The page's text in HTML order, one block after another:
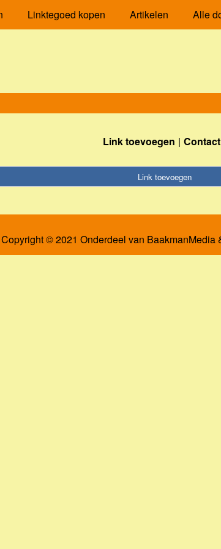
Linktegoed kopen Artikelen Alle
Link toevoegen Contact
Link toevoegen
Copyright © 2021 Onderdeel van BaakmanMedia